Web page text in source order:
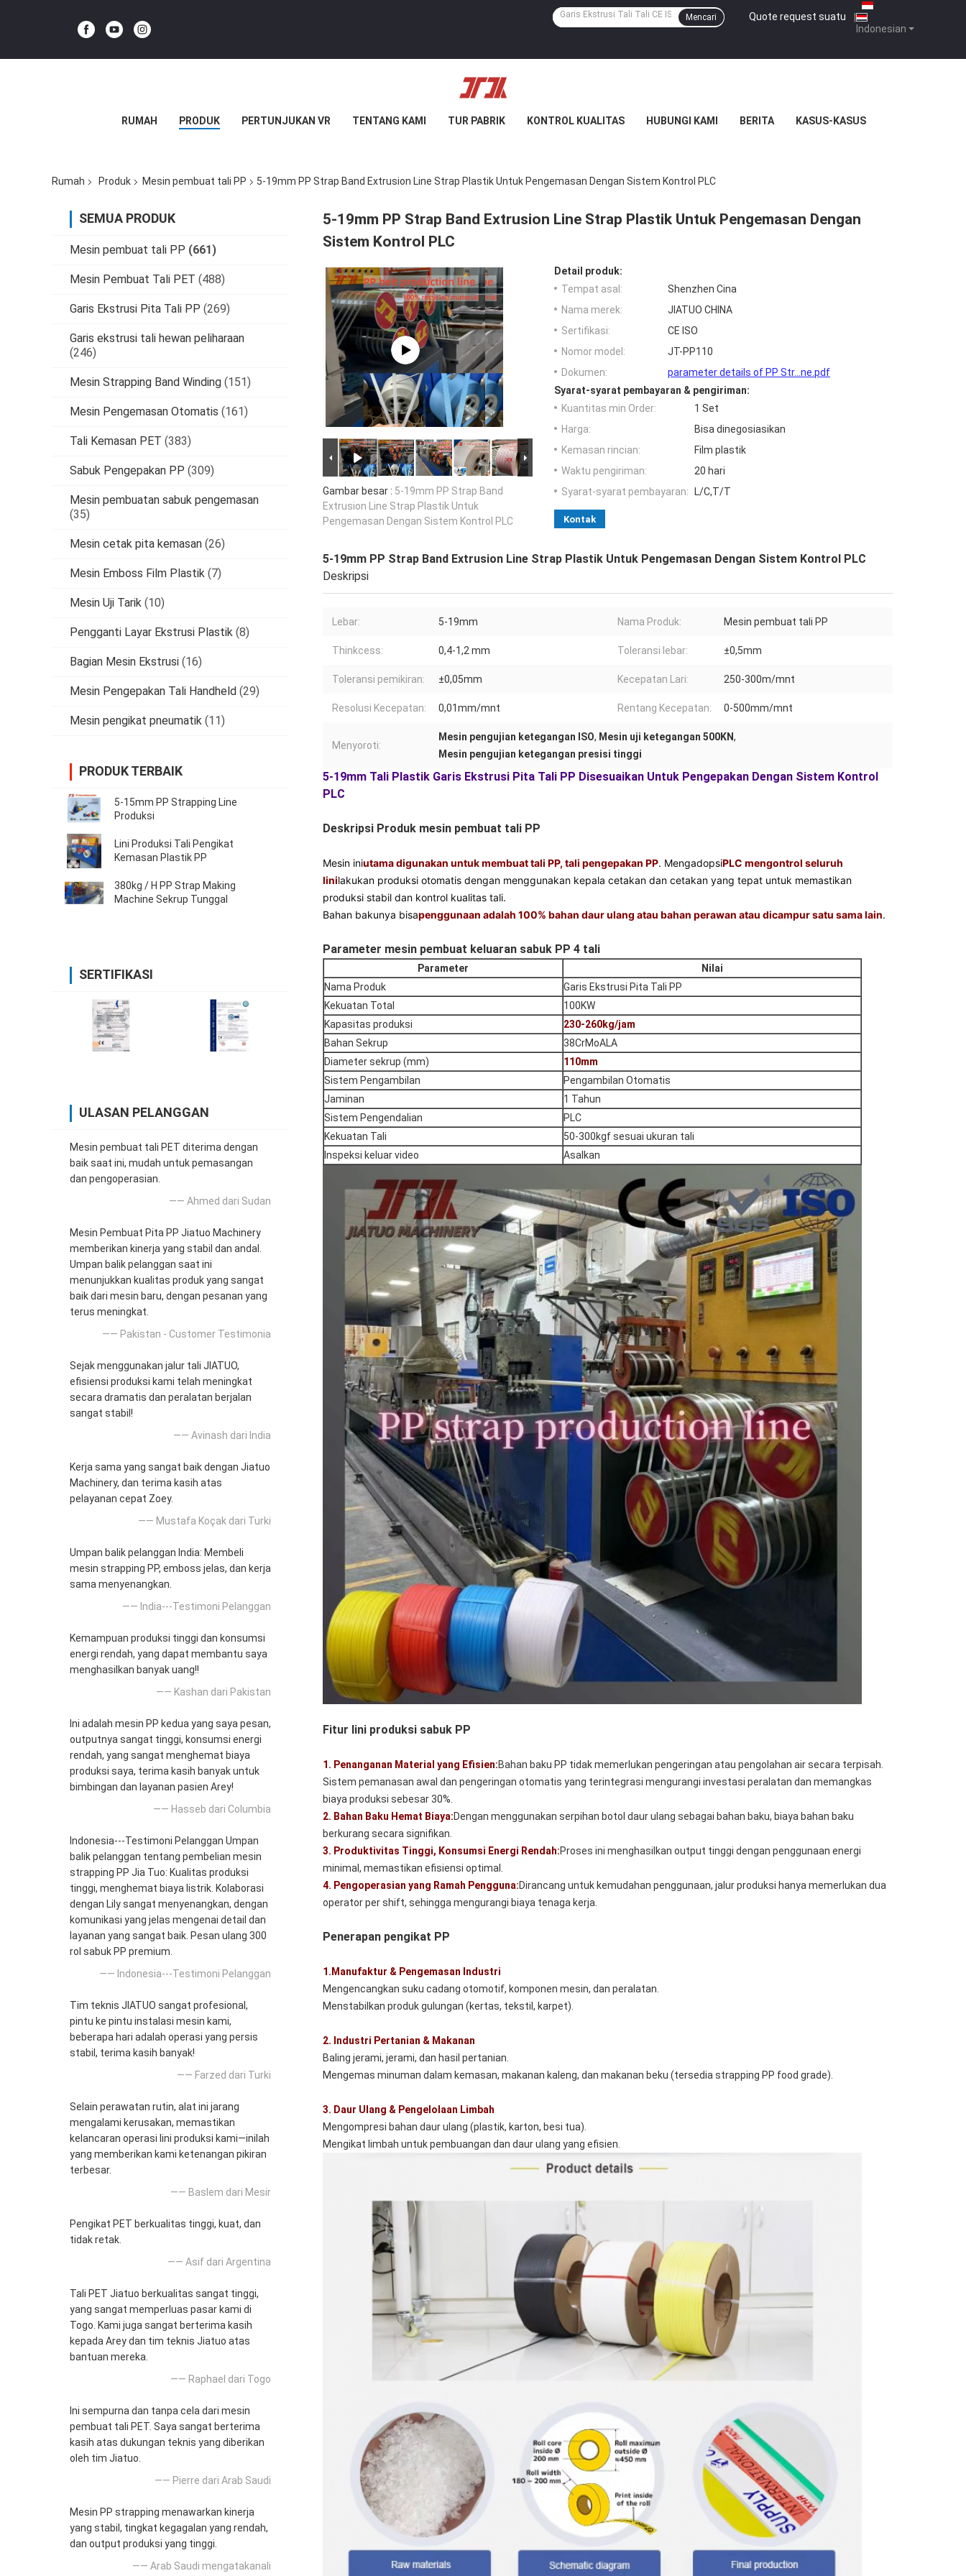
Indonesian
Quote request suatu |
Mencari
RUMAH PRODUK PERTUNJUKAN VR TENTANG KAMI TUR PABRIK KONTROL KUALITAS HUBUNGI KAMI BERITA KASUS-KASUS
Rumah Produk Mesin pembuat tali PP 5-19mm PP Strap Band Extrusion Line Strap Plastik Untuk Pengemasan Dengan Sistem Kontrol PLC
SEMUA PRODUK
Mesin pembuat tali PP (661)
Mesin Pembuat Tali PET (488)
Garis Ekstrusi Pita Tali PP (269)
Garis ekstrusi tali hewan peliharaan
(246)
Mesin Strapping Band Winding (151)
Mesin Pengemasan Otomatis (161)
Tali Kemasan PET (383)
Sabuk Pengepakan PP (309)
Mesin pembuatan sabuk pengemasan
(35)
Mesin cetak pita kemasan (26)
Mesin Emboss Film Plastik (7)
Mesin Uji Tarik (10)
Pengganti Layar Ekstrusi Plastik (8)
Bagian Mesin Ekstrusi (16)
Mesin Pengepakan Tali Handheld (29)
Mesin pengikat pneumatik (11)
PRODUK TERBAIK
5-15mm PP Strapping Line
Produksi
Lini Produksi Tali Pengikat
Kemasan Plastik PP
380kg / H PP Strap Making
Machine Sekrup Tunggal
SERTIFIKASI
ULASAN PELANGGAN
Mesin pembuat tali PET diterima dengan
baik saat ini, mudah untuk pemasangan
dan pengoperasian.
—— Ahmed dari Sudan
Mesin Pembuat Pita PP Jiatuo Machinery
memberikan kinerja yang stabil dan andal.
Umpan balik pelanggan saat ini
menunjukkan kualitas produk yang sangat
baik dari mesin baru, dengan pesanan yang
terus meningkat.
—— Pakistan - Customer Testimonia
Sejak menggunakan jalur tali JIATUO,
efisiensi produksi kami telah meningkat
secara dramatis dan peralatan berjalan
sangat stabil!
—— Avinash dari India
Kerja sama yang sangat baik dengan Jiatuo
Machinery, dan terima kasih atas
pelayanan cepat Zoey.
—— Mustafa Koçak dari Turki
Umpan balik pelanggan India: Membeli
mesin strapping PP, emboss jelas, dan kerja
sama menyenangkan.
—— India---Testimoni Pelanggan
Kemampuan produksi tinggi dan konsumsi
energi rendah, yang dapat membantu saya
menghasilkan banyak uang!!
—— Kashan dari Pakistan
Ini adalah mesin PP kedua yang saya pesan,
outputnya sangat tinggi, konsumsi energi
rendah, yang sangat menghemat biaya
produksi saya, terima kasih banyak untuk
bimbingan dan layanan pasien Arey!
—— Hasseb dari Columbia
Indonesia---Testimoni Pelanggan Umpan
balik pelanggan tentang pembelian mesin
strapping PP Jia Tuo: Kualitas produksi
tinggi, menghemat biaya listrik. Kolaborasi
dengan Lily sangat menyenangkan, dengan
komunikasi yang jelas mengenai detail dan
layanan yang sangat baik. Pesan ulang 300
rol sabuk PP premium.
—— Indonesia---Testimoni Pelanggan
Tim teknis JIATUO sangat profesional,
pintu ke pintu instalasi mesin kami,
beberapa hari adalah operasi yang persis
stabil, terima kasih banyak!
—— Farzed dari Turki
Selain perawatan rutin, alat ini jarang
mengalami kerusakan, memastikan
kelancaran operasi lini produksi kami—inilah
yang memberikan kami ketenangan pikiran
terbesar.
—— Baslem dari Mesir
Pengikat PET berkualitas tinggi, kuat, dan
tidak retak.
—— Asif dari Argentina
Tali PET Jiatuo berkualitas sangat tinggi,
yang sangat memperluas pasar kami di
Togo. Kami juga sangat berterima kasih
kepada Arey dan tim teknis Jiatuo atas
bantuan mereka.
—— Raphael dari Togo
Ini sempurna dan tanpa cela dari mesin
pembuat tali PET. Saya sangat berterima
kasih atas dukungan teknis yang diberikan
oleh tim Jiatuo.
—— Pierre dari Arab Saudi
Mesin PP strapping menawarkan kinerja
yang stabil, tingkat kegagalan yang rendah,
dan output produksi yang tinggi.
—— Arab Saudi mengatakanali
5-19mm PP Strap Band Extrusion Line Strap Plastik Untuk Pengemasan Dengan
Sistem Kontrol PLC
Gambar besar : 5-19mm PP Strap Band
Extrusion Line Strap Plastik Untuk
Pengemasan Dengan Sistem Kontrol PLC
Detail produk:
Tempat asal:
Shenzhen Cina
Nama merek:
JIATUO CHINA
Sertifikasi:
CE ISO
Nomor model:
JT-PP110
Dokumen:
parameter details of PP Str...ne.pdf
Syarat-syarat pembayaran & pengiriman:
Kuantitas min Order:
1 Set
Harga:
Bisa dinegosiasikan
Kemasan rincian:
Film plastik
Waktu pengiriman:
20 hari
Syarat-syarat pembayaran:
L/C,T/T
Kontak
5-19mm PP Strap Band Extrusion Line Strap Plastik Untuk Pengemasan Dengan Sistem Kontrol PLC
Deskripsi
Lebar: 5-19mm Nama Produk: Mesin pembuat tali PP
Thinkcess: 0,4-1,2 mm Toleransi lebar: ±0,5mm
Toleransi pemikiran: ±0,05mm Kecepatan Lari: 250-300m/mnt
Resolusi Kecepatan: 0,01mm/mnt Rentang Kecepatan: 0-500mm/mnt
Menyoroti:
Mesin pengujian ketegangan ISO, Mesin uji ketegangan 500KN,
Mesin pengujian ketegangan presisi tinggi
5-19mm Tali Plastik Garis Ekstrusi Pita Tali PP Disesuaikan Untuk Pengepakan Dengan Sistem Kontrol
PLC
Deskripsi Produk mesin pembuat tali PP
Mesin iniutama digunakan untuk membuat tali PP, tali pengepakan PP. MengadopsiPLC mengontrol seluruh
linilakukan produksi otomatis dengan menggunakan kepala cetakan dan cetakan yang tepat untuk memastikan
produksi stabil dan kontrol kualitas tali.
Bahan bakunya bisapenggunaan adalah 100% bahan daur ulang atau bahan perawan atau dicampur satu sama lain.
Parameter mesin pembuat keluaran sabuk PP 4 tali
Parameter
Nilai
Nama Produk
Garis Ekstrusi Pita Tali PP
Kekuatan Total
100KW
Kapasitas produksi
230-260kg/jam
Bahan Sekrup
38CrMoALA
Diameter sekrup (mm)
110mm
Sistem Pengambilan
Pengambilan Otomatis
Jaminan
1 Tahun
Sistem Pengendalian
PLC
Kekuatan Tali
50-300kgf sesuai ukuran tali
Inspeksi keluar video
Asalkan
Fitur lini produksi sabuk PP
1. Penanganan Material yang Efisien:Bahan baku PP tidak memerlukan pengeringan atau pengolahan air secara terpisah.
Sistem pemanasan awal dan pengeringan otomatis yang terintegrasi mengurangi investasi peralatan dan memangkas
biaya produksi sebesar 30%.
2. Bahan Baku Hemat Biaya:Dengan menggunakan serpihan botol daur ulang sebagai bahan baku, biaya bahan baku
berkurang secara signifikan.
3. Produktivitas Tinggi, Konsumsi Energi Rendah:Proses ini menghasilkan output tinggi dengan penggunaan energi
minimal, memastikan efisiensi optimal.
4. Pengoperasian yang Ramah Pengguna:Dirancang untuk kemudahan penggunaan, jalur produksi hanya memerlukan dua
operator per shift, sehingga mengurangi biaya tenaga kerja.
Penerapan pengikat PP
1.Manufaktur & Pengemasan Industri
Mengencangkan suku cadang otomotif, komponen mesin, dan peralatan.
Menstabilkan produk gulungan (kertas, tekstil, karpet).
2. Industri Pertanian & Makanan
Baling jerami, jerami, dan hasil pertanian.
Mengemas minuman dalam kemasan, makanan kaleng, dan makanan beku (tersedia strapping PP food grade).
3. Daur Ulang & Pengelolaan Limbah
Mengompresi bahan daur ulang (plastik, karton, besi tua).
Mengikat limbah untuk pembuangan dan daur ulang yang efisien.